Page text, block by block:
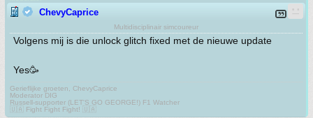
ChevyCaprice
Multidisciplinair simcoureur
Volgens mij is die unlock glitch fixed met de nieuwe update
Yes🥳
Gerieflijke groeten, ChevyCaprice
Moderator DIG
Russell-supporter (LET'S GO GEORGE!) F1 Watcher
🇺🇦 Fight Fight Fight! 🇺🇦